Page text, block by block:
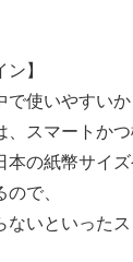
】
で使いやすい
、スマートかつ
本の紙幣サイ
で、
いといったス